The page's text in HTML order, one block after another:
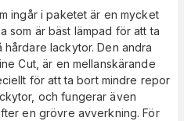
ingår i paketet är en mycket
som är bäst lämpad för att ta
lackytor. Den andra
Cut, är en mellanskärande
för att ta bort mindre repor
och fungerar även
en grövre avverkning. För